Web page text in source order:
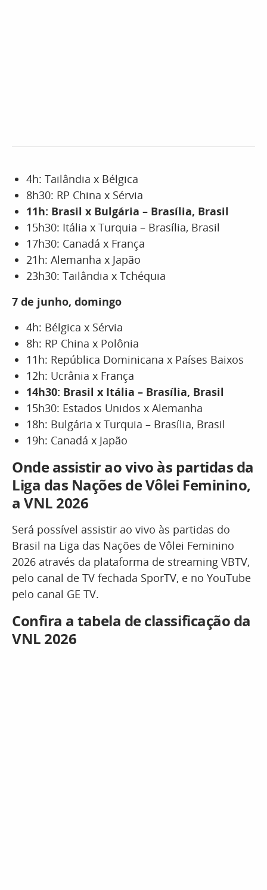
4h: Tailândia x Bélgica
8h30: RP China x Sérvia
11h: Brasil x Bulgária – Brasília, Brasil
15h30: Itália x Turquia – Brasília, Brasil
17h30: Canadá x França
21h: Alemanha x Japão
23h30: Tailândia x Tchéquia
7 de junho, domingo
4h: Bélgica x Sérvia
8h: RP China x Polônia
11h: República Dominicana x Países Baixos
12h: Ucrânia x França
14h30: Brasil x Itália – Brasília, Brasil
15h30: Estados Unidos x Alemanha
18h: Bulgária x Turquia – Brasília, Brasil
19h: Canadá x Japão
Onde assistir ao vivo às partidas da
Liga das Nações de Vôlei Feminino,
a VNL 2026
Será possível assistir ao vivo às partidas do
Brasil na Liga das Nações de Vôlei Feminino
2026 através da plataforma de streaming VBTV,
pelo canal de TV fechada SporTV, e no YouTube
pelo canal GE TV.
Confira a tabela de classificação da
VNL 2026